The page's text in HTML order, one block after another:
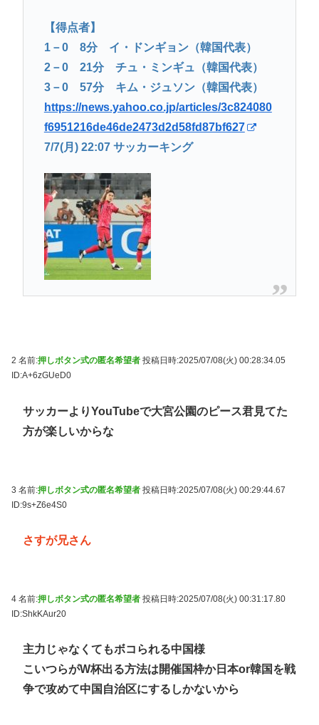
【得点者】
1－0 8分 イ・ドンギョン（韓国代表）
2－0 21分 チュ・ミンギュ（韓国代表）
3－0 57分 キム・ジュソン（韓国代表）
https://news.yahoo.co.jp/articles/3c824080
f6951216de46de2473d2d58fd87bf627
7/7(月) 22:07 サッカーキング
2 名前:押しボタン式の匿名希望者 投稿日時:2025/07/08(火) 00:28:34.05
ID:A+6zGUeD0
サッカーよりYouTubeで大宮公園のピース君見てた
方が楽しいからな
3 名前:押しボタン式の匿名希望者 投稿日時:2025/07/08(火) 00:29:44.67
ID:9s+Z6e4S0
さすが兄さん
4 名前:押しボタン式の匿名希望者 投稿日時:2025/07/08(火) 00:31:17.80
ID:ShkKAur20
主力じゃなくてもボコられる中国様
こいつらがW杯出る方法は開催国枠か日本or韓国を戦
争で攻めて中国自治区にするしかないから